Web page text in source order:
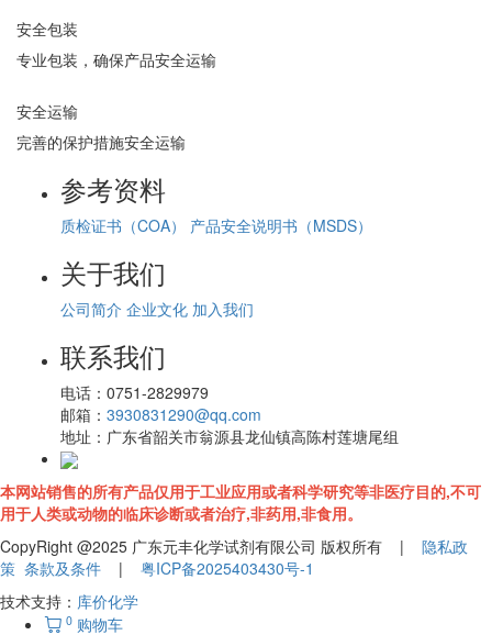
安全包装
专业包装，确保产品安全运输
安全运输
完善的保护措施安全运输
参考资料
质检证书（COA） 产品安全说明书（MSDS）
关于我们
公司简介 企业文化 加入我们
联系我们
电话： 0751-2829979
邮箱： 3930831290@qq.com
地址： 广东省韶关市翁源县龙仙镇高陈村莲塘尾组
本网站销售的所有产品仅用于工业应用或者科学研究等非医疗目的,不可
用于人类或动物的临床诊断或者治疗,非药用,非食用。
CopyRight @2025 广东元丰化学试剂有限公司 版权所有 | 隐私政
策 条款及条件 | 粤ICP备2025403430号-1
技术支持： 库价化学
0 购物车